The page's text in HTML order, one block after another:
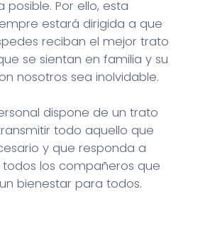
Por ello, esta
estará dirigida a que
reciban el mejor trato
se sientan en familia y su
nosotros sea inolvidable.
dispone de un trato
todo aquello que
y que responda a
los compañeros que
bienestar para todos.